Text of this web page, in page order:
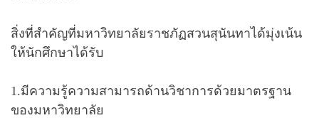
สิ่งที่สำคัญที่มหาวิทยาลัยราชภัฏสวนสุนันทาได้มุ่งเน้น
ให้นักศึกษาได้รับ
1.มีความรู้ความสามารถด้านวิชาการด้วยมาตรฐาน
ของมหาวิทยาลัย